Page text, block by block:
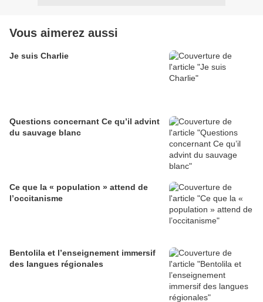
Vous aimerez aussi
Je suis Charlie
Questions concernant Ce qu’il advint
du sauvage blanc
Ce que la « population » attend de
l’occitanisme
Bentolila et l’enseignement immersif
des langues régionales